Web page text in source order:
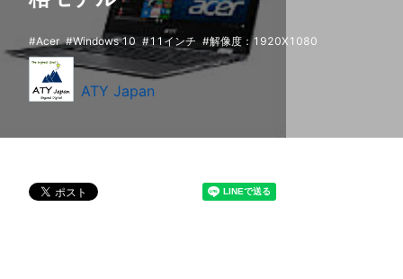
Acer Windows 10 11インチ 解像度：1920X1080
ATY Japan